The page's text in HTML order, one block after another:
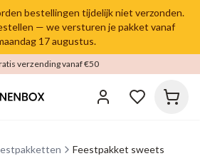
bestellingen tijdelijk niet verzonden.
— we versturen je pakket vanaf
17 augustus.
verzending vanaf €50
Feestpakket sweets